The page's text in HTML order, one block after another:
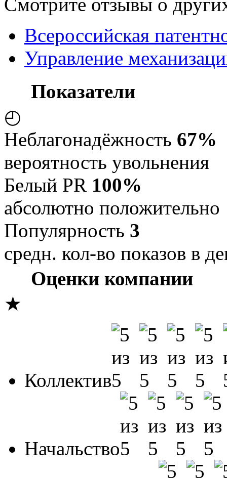
Всероссийская
Управление
Показатели
◴
Неблагонадёжность 67%
вероятность увольнения
Белый PR 100%
абсолютно положительно
Популярность 3
средн. кол-во показов в
Оценки компании
★
Коллектив
Начальство